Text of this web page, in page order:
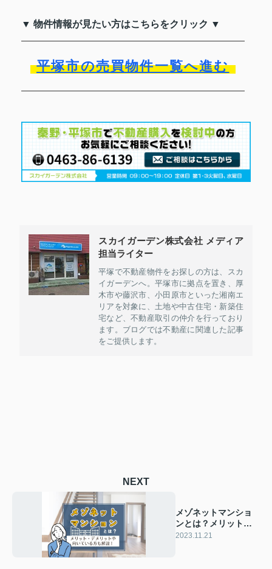
▼ 物件情報が見たい方はこちらをクリック ▼
平塚市の売買物件一覧へ進む
スカイガーデン株式会社 メディア
担当ライター
平塚で不動産物件をお探しの方は、スカ
イガーデンへ。平塚市に拠点を置き、厚
木市や藤沢市、小田原市といった湘南エ
リアを対象に、土地や中古住宅・新築住
宅など、不動産取引の仲介を行っており
ます。ブログでは不動産に関連した記事
をご提供します。
NEXT
メゾネットマンショ
ンとは？メリット・
デメリットや向いて
2023.11.21